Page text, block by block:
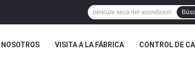
NOSOTROS VISITA A LA FÁBRICA CONTROL DE